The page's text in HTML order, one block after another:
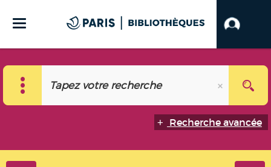
Recherche avancée